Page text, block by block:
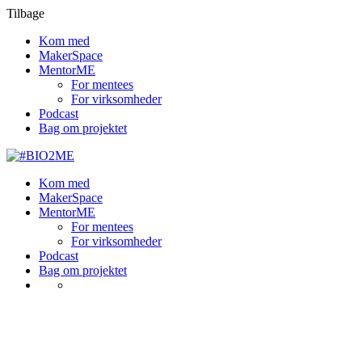
Tilbage
Kom med
MakerSpace
MentorME
For mentees
For virksomheder
Podcast
Bag om projektet
Kom med
MakerSpace
MentorME
For mentees
For virksomheder
Podcast
Bag om projektet